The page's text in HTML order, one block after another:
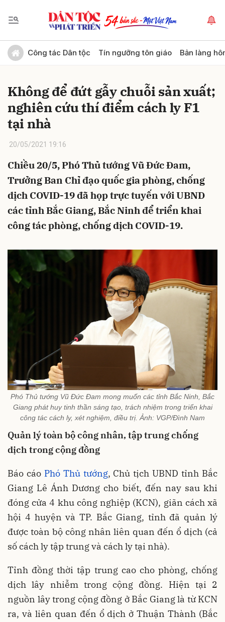
Công tác Dân tộc Tín ngưỡng tôn giáo Bản làng
Không để đứt gẫy chuỗi sản xuất;
nghiên cứu thí điểm cách ly F1
tại nhà
20/05/2021 19:16
Chiều 20/5, Phó Thủ tướng Vũ Đức Đam,
Trưởng Ban Chỉ đạo quốc gia phòng, chống
dịch COVID-19 đã họp trực tuyến với UBND
các tỉnh Bắc Giang, Bắc Ninh để triển khai
công tác phòng, chống dịch COVID-19.
Phó Thủ tướng Vũ Đức Đam mong muốn các tỉnh Bắc Ninh, Bắc
Giang phát huy tinh thần sáng tạo, trách nhiệm trong triển khai
công tác cách ly, xét nghiệm, điều trị. Ảnh: VGP/Đình Nam
Quản lý toàn bộ công nhân, tập trung chống
dịch trong cộng đồng
Báo cáo Phó Thủ tướng, Chủ tịch UBND tỉnh Bắc
Giang Lê Ánh Dương cho biết, đến nay sau khi
đóng cửa 4 khu công nghiệp (KCN), giãn cách xã
hội 4 huyện và TP. Bắc Giang, tỉnh đã quản lý
được toàn bộ công nhân liên quan đến ổ dịch (cả
số cách ly tập trung và cách ly tại nhà).
Tỉnh đồng thời tập trung cao cho phòng, chống
dịch lây nhiễm trong cộng đồng. Hiện tại 2
nguồn lây trong cộng đồng ở Bắc Giang là từ KCN
ra, và liên quan đến ổ dịch ở Thuận Thành (Bắc
Gửi bình luận